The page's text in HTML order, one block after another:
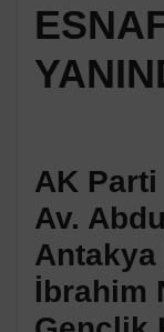
AK
Av.
Antakya
İbrahim